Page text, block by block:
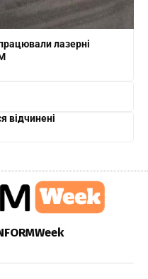
лазерні
відчинені